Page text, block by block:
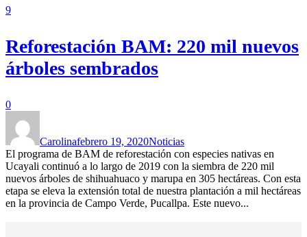
9
Reforestación BAM: 220 mil nuevos
árboles sembrados
0
Carolinafebrero 19, 2020Noticias
El programa de BAM de reforestación con especies nativas en
Ucayali continuó a lo largo de 2019 con la siembra de 220 mil
nuevos árboles de shihuahuaco y marupa en 305 hectáreas. Con esta
etapa se eleva la extensión total de nuestra plantación a mil hectáreas
en la provincia de Campo Verde, Pucallpa. Este nuevo...